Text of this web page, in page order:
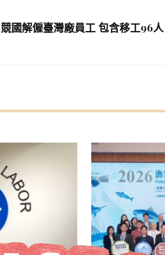
競國解僱臺灣廠員工 包含移工96